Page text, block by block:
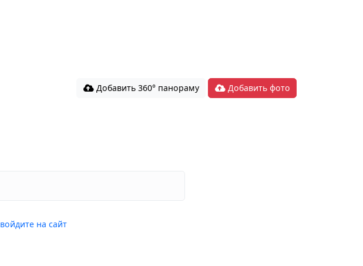
Добавить 360° панораму Добавить фото
войдите на сайт